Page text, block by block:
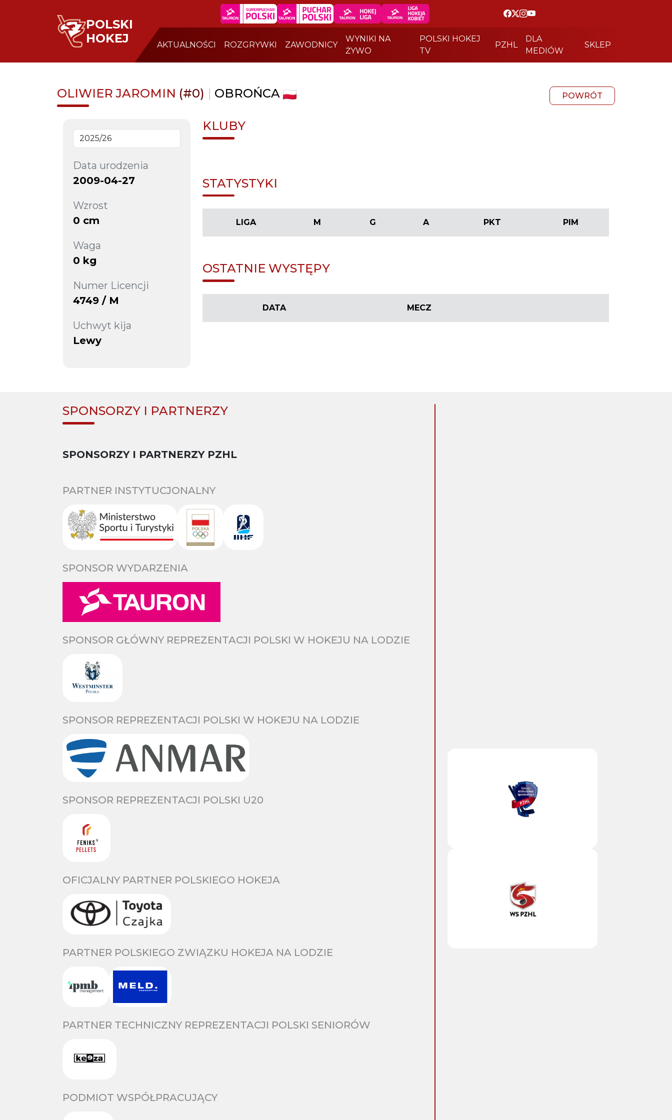
POLSKI
HOKEJ
AKTUALNOŚCI ROZGRYWKI ZAWODNICY
WYNIKI NA
ŻYWO
POLSKI HOKEJ
TV
PZHL
DLA
MEDIÓW
SKLEP
OLIWIER JAROMIN (#0) | OBROŃCA POWRÓT
Data urodzenia
2009-04-27
Wzrost
0 cm
Waga
0 kg
Numer Licencji
4749 / M
Uchwyt kija
Lewy
KLUBY
STATYSTYKI
LIGA M G A PKT PIM
OSTATNIE WYSTĘPY
DATA MECZ
SPONSORZY I PARTNERZY
SPONSORZY I PARTNERZY PZHL
PARTNER INSTYTUCJONALNY
SPONSOR WYDARZENIA
SPONSOR GŁÓWNY REPREZENTACJI POLSKI W HOKEJU NA LODZIE
SPONSOR REPREZENTACJI POLSKI W HOKEJU NA LODZIE
SPONSOR REPREZENTACJI POLSKI U20
OFICJALNY PARTNER POLSKIEGO HOKEJA
PARTNER POLSKIEGO ZWIĄZKU HOKEJA NA LODZIE
PARTNER TECHNICZNY REPREZENTACJI POLSKI SENIORÓW
PODMIOT WSPÓŁPRACUJĄCY